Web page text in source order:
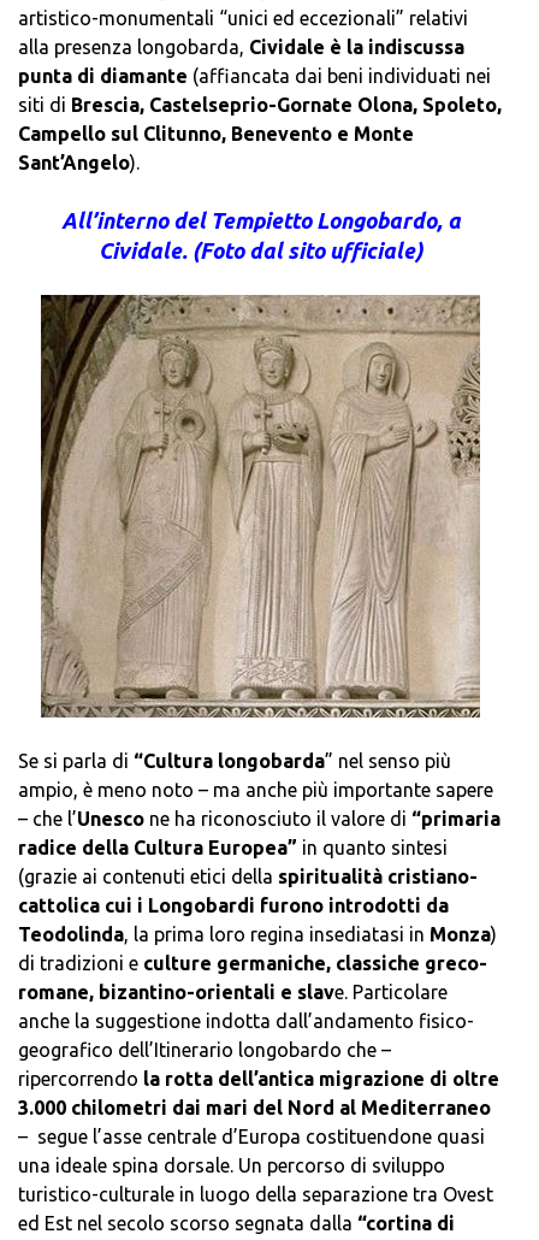
artistico-monumentali “unici ed eccezionali” relativi
alla presenza longobarda, Cividale è la indiscussa
punta di diamante (affiancata dai beni individuati nei
siti di Brescia, Castelseprio-Gornate Olona, Spoleto,
Campello sul Clitunno, Benevento e Monte
Sant’Angelo).
All’interno del Tempietto Longobardo, a
Cividale. (Foto dal sito ufficiale)
Se si parla di “Cultura longobarda” nel senso più
ampio, è meno noto – ma anche più importante sapere
– che l’Unesco ne ha riconosciuto il valore di “primaria
radice della Cultura Europea” in quanto sintesi
(grazie ai contenuti etici della spiritualità cristiano-
cattolica cui i Longobardi furono introdotti da
Teodolinda, la prima loro regina insediatasi in Monza)
di tradizioni e culture germaniche, classiche greco-
romane, bizantino-orientali e slave. Particolare
anche la suggestione indotta dall’andamento fisico-
geografico dell’Itinerario longobardo che –
ripercorrendo la rotta dell’antica migrazione di oltre
3.000 chilometri dai mari del Nord al Mediterraneo
– segue l’asse centrale d’Europa costituendone quasi
una ideale spina dorsale. Un percorso di sviluppo
turistico-culturale in luogo della separazione tra Ovest
ed Est nel secolo scorso segnata dalla “cortina di